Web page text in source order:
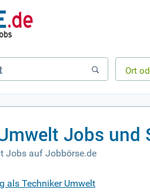
Jobs und
Jobs auf Jobbörse.de
als Techniker Umwelt